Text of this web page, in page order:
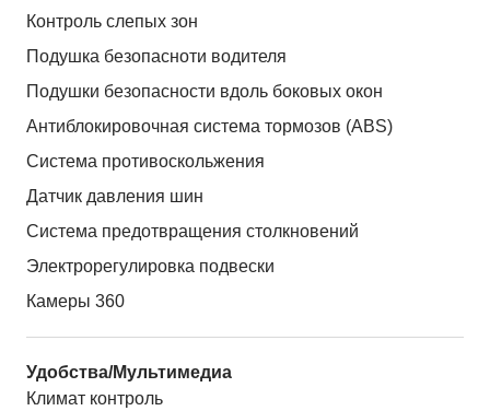
Контроль слепых зон
Подушка безопасноти водителя
Подушки безопасности вдоль боковых окон
Антиблокировочная система тормозов (ABS)
Система противоскольжения
Датчик давления шин
Система предотвращения столкновений
Электрорегулировка подвески
Камеры 360
Удобства/Мультимедиа
Климат контроль